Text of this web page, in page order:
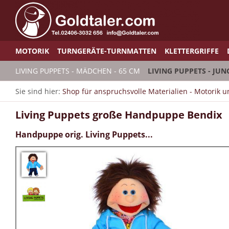
MOTORIK TURNGERÄTE-TURNMATTEN KLETTERGRIFFE
LIVING PUPPETS - MÄDCHEN - 65 CM LIVING PUPPETS -
Sie sind hier: Shop für anspruchsvolle Materialien - Motorik
Living Puppets große Handpuppe Bendix
Handpuppe orig. Living Puppets...